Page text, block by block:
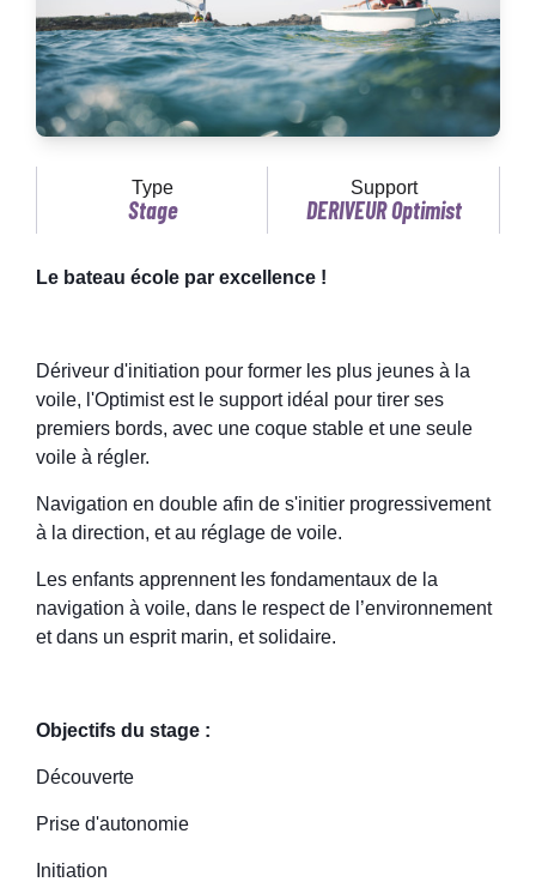
Type
Stage
Support
DERIVEUR Optimist
Le bateau école par excellence !
Dériveur d'initiation pour former les plus jeunes à la
voile, l'Optimist est le support idéal pour tirer ses
premiers bords, avec une coque stable et une seule
voile à régler.
Navigation en double afin de s'initier progressivement
à la direction, et au réglage de voile.
Les enfants apprennent les fondamentaux de la
navigation à voile, dans le respect de l’environnement
et dans un esprit marin, et solidaire.
Objectifs du stage :
Découverte
Prise d'autonomie
Initiation